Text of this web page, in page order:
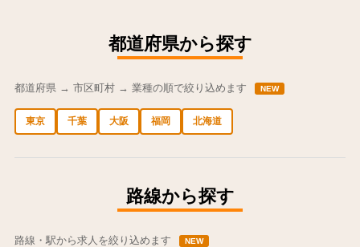
都道府県から探す
都道府県 → 市区町村 → 業種の順で絞り込めます NEW
東京 千葉 大阪 福岡 北海道
路線から探す
路線・駅から求人を絞り込めます NEW